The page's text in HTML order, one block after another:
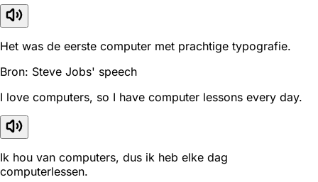
Het was de eerste computer met prachtige typografie.
Bron: Steve Jobs' speech
I love computers, so I have computer lessons every day.
Ik hou van computers, dus ik heb elke dag
computerlessen.